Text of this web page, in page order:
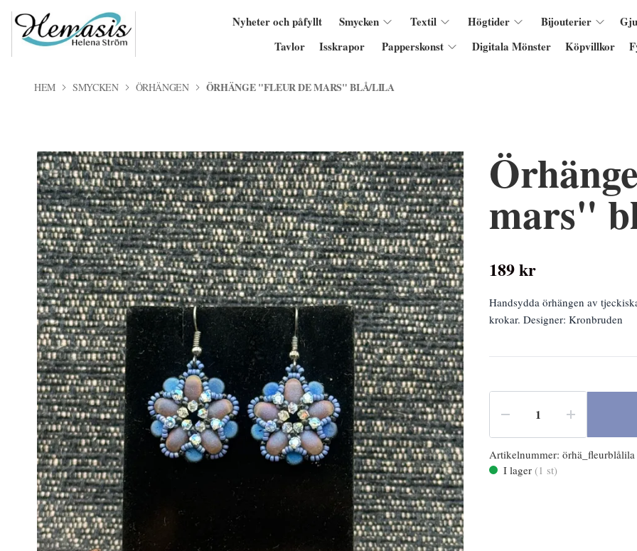
Nyheter och påfyllt Smycken Textil Högtider Bijouterier
Tavlor
Isskrapor Papperskonst Digitala Mönster Köpvillkor
HEM SMYCKEN ÖRHÄNGEN ÖRHÄNGE "FLEUR DE MARS" BLÅ/LILA
mars"
189 kr
Handsydda örhängen av
krokar. Designer: Kronbruden
Artikelnummer: örhä_fleurblålila
I lager (1 st)